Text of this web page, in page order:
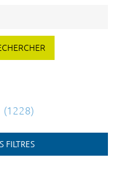
(1228)
FILTRES